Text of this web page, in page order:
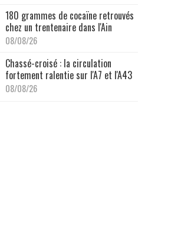
180 grammes de cocaïne retrouvés
chez un trentenaire dans l'Ain
08/08/26
Chassé-croisé : la circulation
fortement ralentie sur l'A7 et l'A43
08/08/26